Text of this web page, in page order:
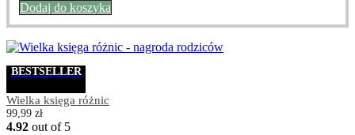
Dodaj do koszyka
BESTSELLER
Wielka księga różnic
99,99 zł
4.92 out of 5